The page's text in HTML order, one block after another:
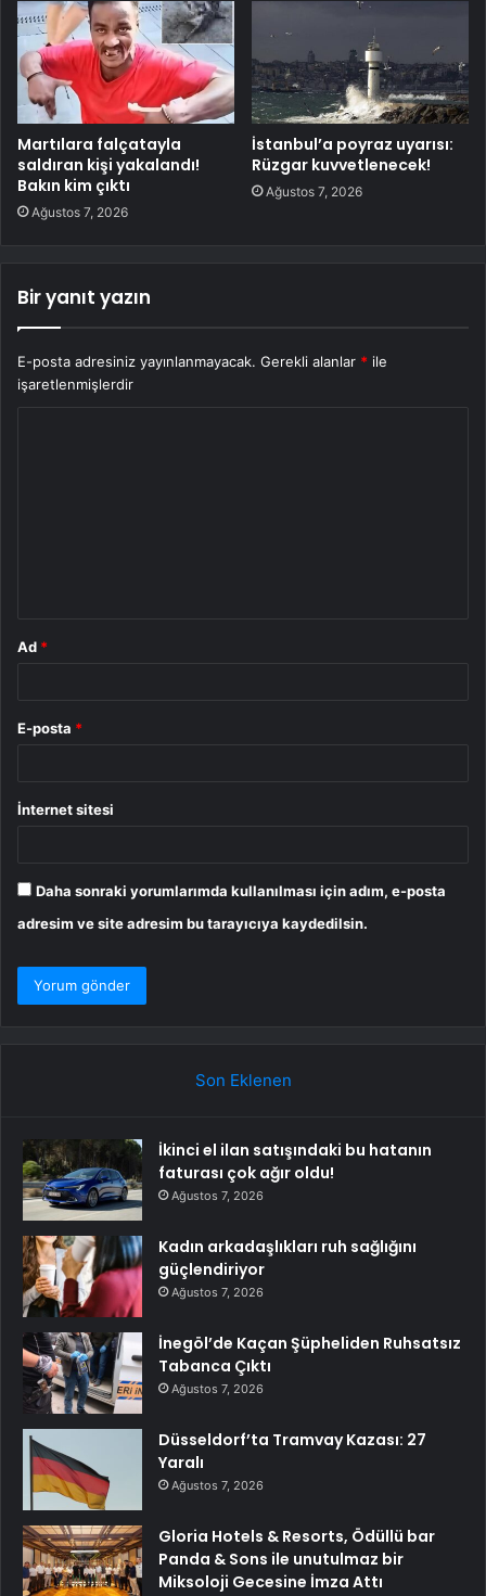
Martılara falçatayla
saldıran kişi yakalandı!
Bakın kim çıktı
Ağustos 7, 2026
İstanbul’a poyraz uyarısı:
Rüzgar kuvvetlenecek!
Ağustos 7, 2026
Bir yanıt yazın
E-posta adresiniz yayınlanmayacak. Gerekli alanlar * ile
işaretlenmişlerdir
Ad *
E-posta *
İnternet sitesi
Daha sonraki yorumlarımda kullanılması için adım, e-posta
adresim ve site adresim bu tarayıcıya kaydedilsin.
Son Eklenen
İkinci el ilan satışındaki bu hatanın
faturası çok ağır oldu!
Ağustos 7, 2026
Kadın arkadaşlıkları ruh sağlığını
güçlendiriyor
Ağustos 7, 2026
İnegöl’de Kaçan Şüpheliden Ruhsatsız
Tabanca Çıktı
Ağustos 7, 2026
Düsseldorf’ta Tramvay Kazası: 27
Yaralı
Ağustos 7, 2026
Gloria Hotels & Resorts, Ödüllü bar
Panda & Sons ile unutulmaz bir
Miksoloji Gecesine İmza Attı